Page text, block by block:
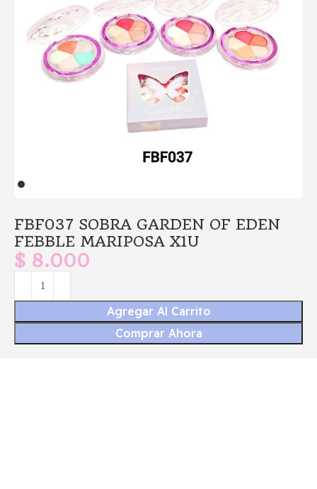
FBF037 SOBRA GARDEN OF EDEN
FEBBLE MARIPOSA X1U
$ 8.000
Agregar Al Carrito
Comprar Ahora